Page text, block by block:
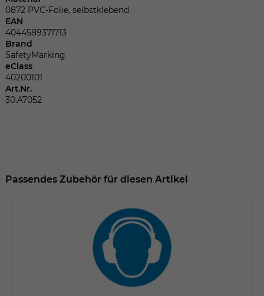
0872 PVC-Folie, selbstklebend
EAN
4044589371713
Brand
SafetyMarking
eClass
40200101
Art.Nr.
30.A7052
Passendes Zubehör für diesen Artikel
Zweck
Einstellungen. Unter anderem eine
Name
Wir installiert sobald sich der Nutzer an
festhalten des Login Status.